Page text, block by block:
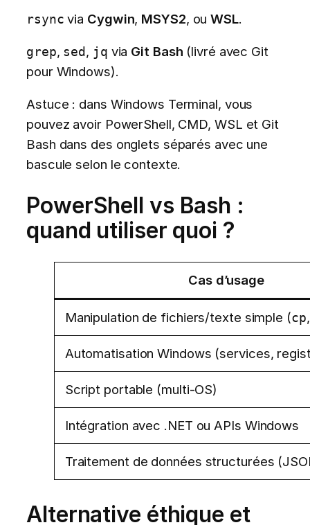
rsync via Cygwin, MSYS2, ouWSL.
grep, sed, jq via Git Bash (livré avec Git
pour Windows).
Astuce : dans Windows Terminal, vous
pouvez avoir PowerShell, CMD, WSL et Git
Bash dans des onglets séparés avec une
bascule selon le contexte.
PowerShell vs Bash :
quand utiliser quoi ?
Cas d’usage
Manipulation de fichiers/texte simple (cp
Automatisation Windows (services,
Script portable (multi-OS)
Intégration avec .NET ou APIs Windows
Traitement de données structurées
Alternative éthique et